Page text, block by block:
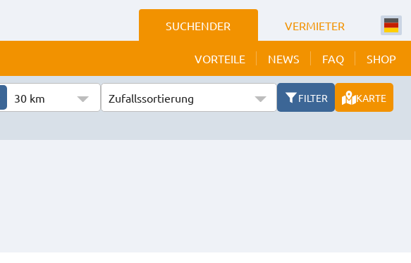
SUCHENDER VERMIETER
VORTEILE NEWS FAQ SHOP
30 km Zufallssortierung FILTER
KARTE